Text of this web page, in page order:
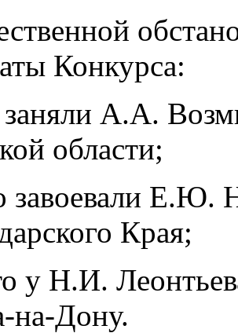
Конкурса:
А.А.
области;
завоевали Е.Ю.
Края;
у Н.И.
на-Дону.